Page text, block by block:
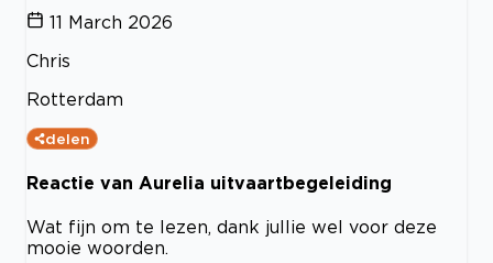
11 March 2026
Chris
Rotterdam
delen
Reactie van Aurelia uitvaartbegeleiding
Wat fijn om te lezen, dank jullie wel voor deze
mooie woorden.